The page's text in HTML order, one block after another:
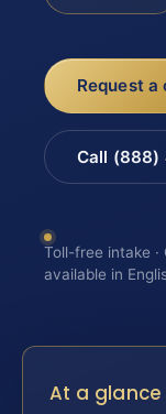
Request
Call (888)
Toll-free intake
available in
At a glance